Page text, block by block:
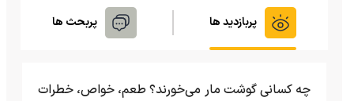
پربازدید ها پربحث ها
چه کسانی گوشت مار می‌خورند؟ طعم، خواص، خطرات